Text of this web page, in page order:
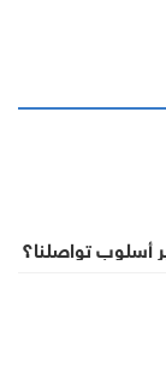
أسلوب تواصلنا؟